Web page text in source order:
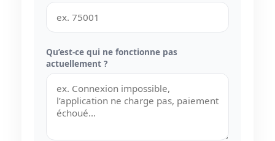
Qu’est-ce qui ne fonctionne pas
actuellement ?